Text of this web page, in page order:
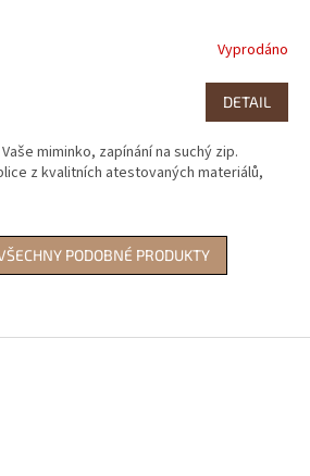
Vyprodáno
DETAIL
miminko, zapínání na suchý zip.
z kvalitních atestovaných materiálů,
PODOBNÉ PRODUKTY